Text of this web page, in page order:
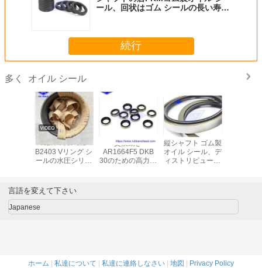
ール、回状はゴム シールの長い寿命
続行
多く オイル シール
NBR V99F JIS
B2403 Vリング シ
ールの水圧シリン
交換動き
AR1664F5 DKB
30のための高力ゴ
縦シャフト ゴム製
オイル シール、デ
ィストリビュータ
言語を変えて下さい
Japanese
ホーム | 私達について | 私達に連絡しなさい | 地図 | Privacy Policy